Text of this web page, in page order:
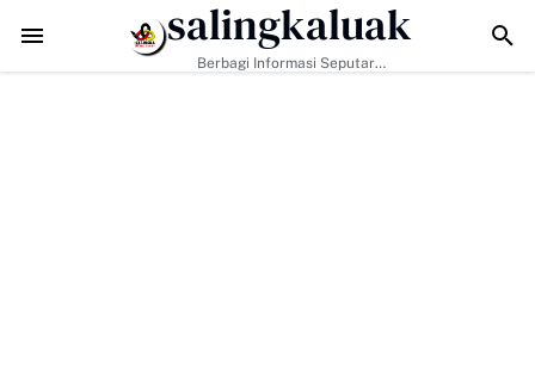
Data Sosial Jadi Kunci, Hj. Aida Dorong Nagari Aktif Pastikan
salingkaluak
Berbagi Informasi Seputar